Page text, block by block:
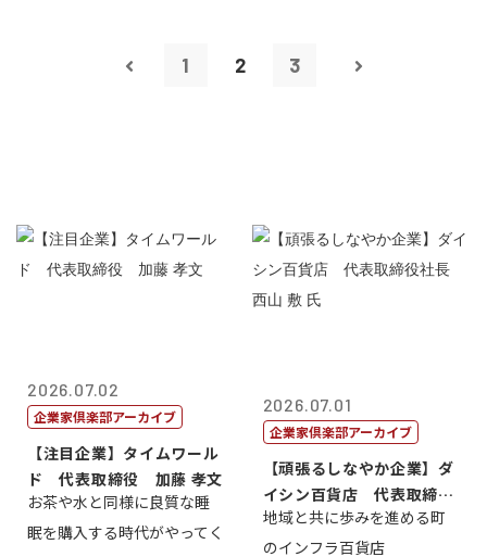
1 2 3
2026.07.02
企業家倶楽部アーカイブ
【注目企業】タイムワール
ド 代表取締役 加藤 孝文
お茶や水と同様に良質な睡
眠を購入する時代がやってく
2026.07.01
企業家倶楽部アーカイブ
【頑張るしなやか企業】ダ
イシン百貨店 代表取締役
社長 西山 ...
地域と共に歩みを進める町
のインフラ百貨店